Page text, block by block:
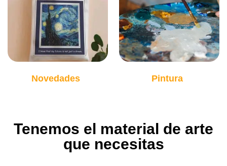
Novedades Pintura
Tenemos el material de arte
que necesitas